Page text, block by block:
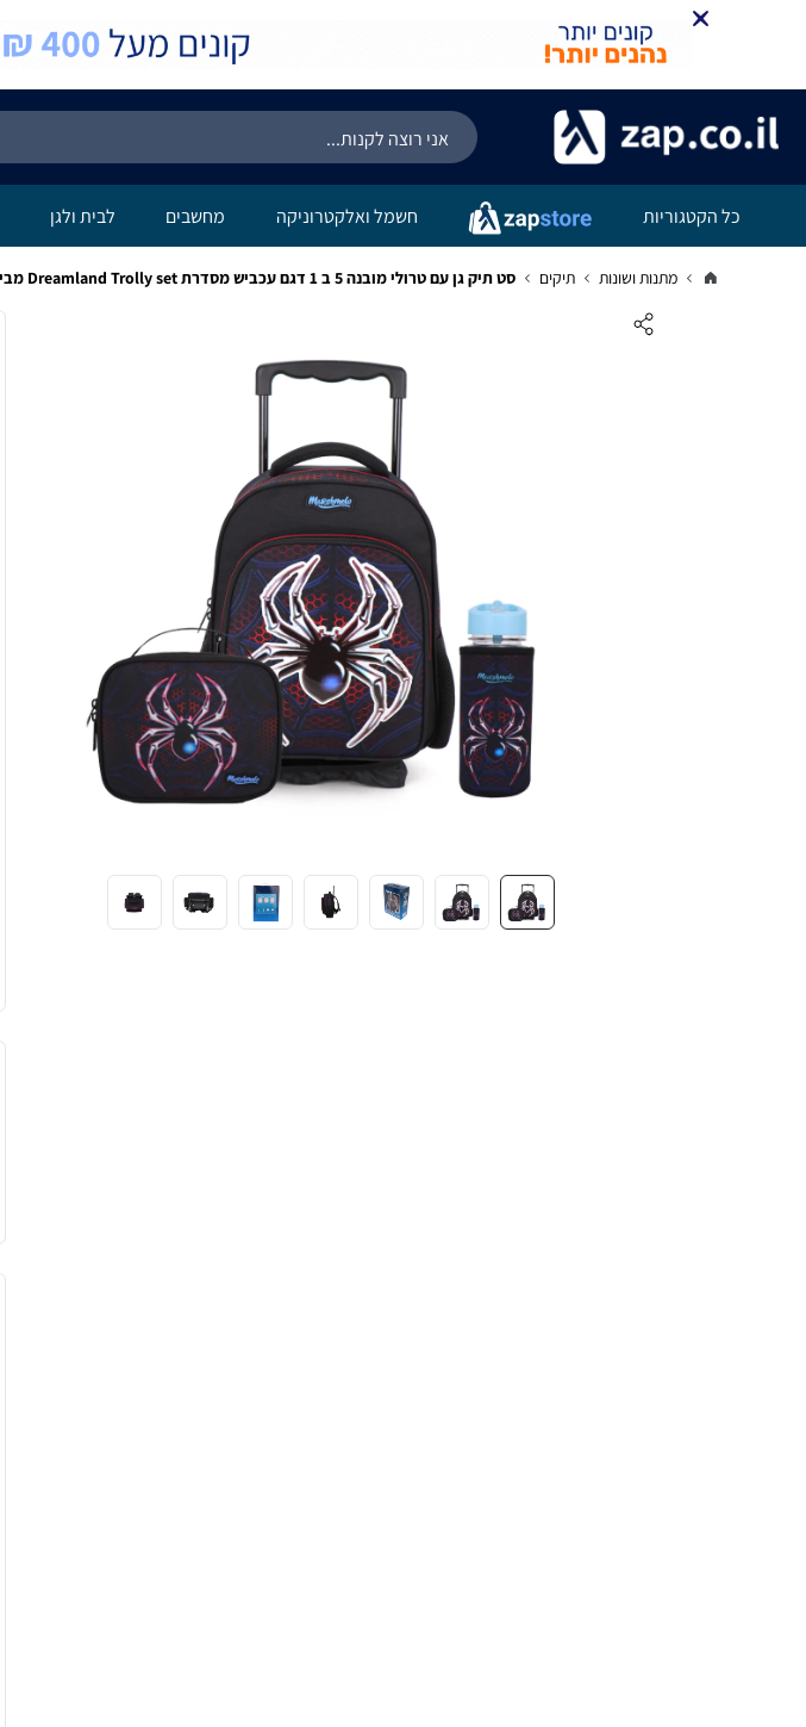
כל הקטגוריות חשמל ואלקטרוניקה מחשבים לבית ולגן
מתנות ושונות תיקים סט תיק גן עם טרולי מובנה 5 ב 1 דגם עכביש מסדרת Dreamland Trolly set מבית Marshmelo